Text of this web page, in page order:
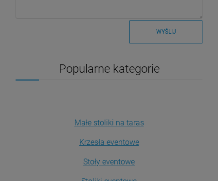
WYŚLIJ
Popularne kategorie
Małe stoliki na taras
Krzesła eventowe
Stoły eventowe